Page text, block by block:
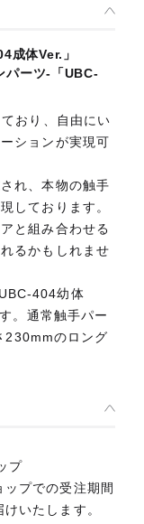
成体Ver.」
パーツ-「UBC-
おり、自由にい
ションが実現可
れ、本物の触手
しております。
と組み合わせる
るかもしれませ
404幼体
。通常触手パー
230mmのロング
プ
プでの受注期間
いたします。